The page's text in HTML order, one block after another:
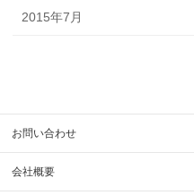
2015年7月
お問い合わせ
会社概要